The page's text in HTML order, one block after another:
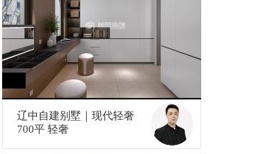
辽中自建别墅｜现代轻奢
700平 轻奢